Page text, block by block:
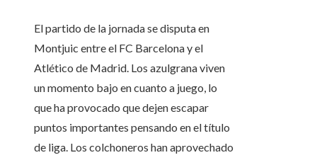
El partido de la jornada se disputa en
Montjuic entre el FC Barcelona y el
Atlético de Madrid. Los azulgrana viven
un momento bajo en cuanto a juego, lo
que ha provocado que dejen escapar
puntos importantes pensando en el título
de liga. Los colchoneros han aprovechado